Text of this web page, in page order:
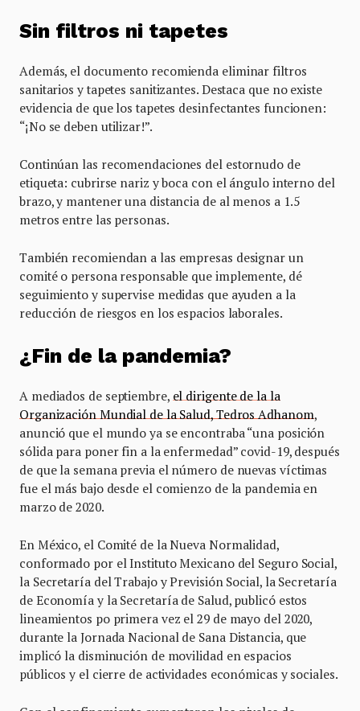
Sin filtros ni tapetes
Además, el documento recomienda eliminar filtros
sanitarios y tapetes sanitizantes. Destaca que no existe
evidencia de que los tapetes desinfectantes funcionen:
“¡No se deben utilizar!”.
Continúan las recomendaciones del estornudo de
etiqueta: cubrirse nariz y boca con el ángulo interno del
brazo, y mantener una distancia de al menos a 1.5
metros entre las personas.
También recomiendan a las empresas designar un
comité o persona responsable que implemente, dé
seguimiento y supervise medidas que ayuden a la
reducción de riesgos en los espacios laborales.
¿Fin de la pandemia?
A mediados de septiembre, el dirigente de la la
Organización Mundial de la Salud, Tedros Adhanom,
anunció que el mundo ya se encontraba “una posición
sólida para poner fin a la enfermedad” covid-19, después
de que la semana previa el número de nuevas víctimas
fue el más bajo desde el comienzo de la pandemia en
marzo de 2020.
En México, el Comité de la Nueva Normalidad,
conformado por el Instituto Mexicano del Seguro Social,
la Secretaría del Trabajo y Previsión Social, la Secretaría
de Economía y la Secretaría de Salud, publicó estos
lineamientos po primera vez el 29 de mayo del 2020,
durante la Jornada Nacional de Sana Distancia, que
implicó la disminución de movilidad en espacios
públicos y el cierre de actividades económicas y sociales.